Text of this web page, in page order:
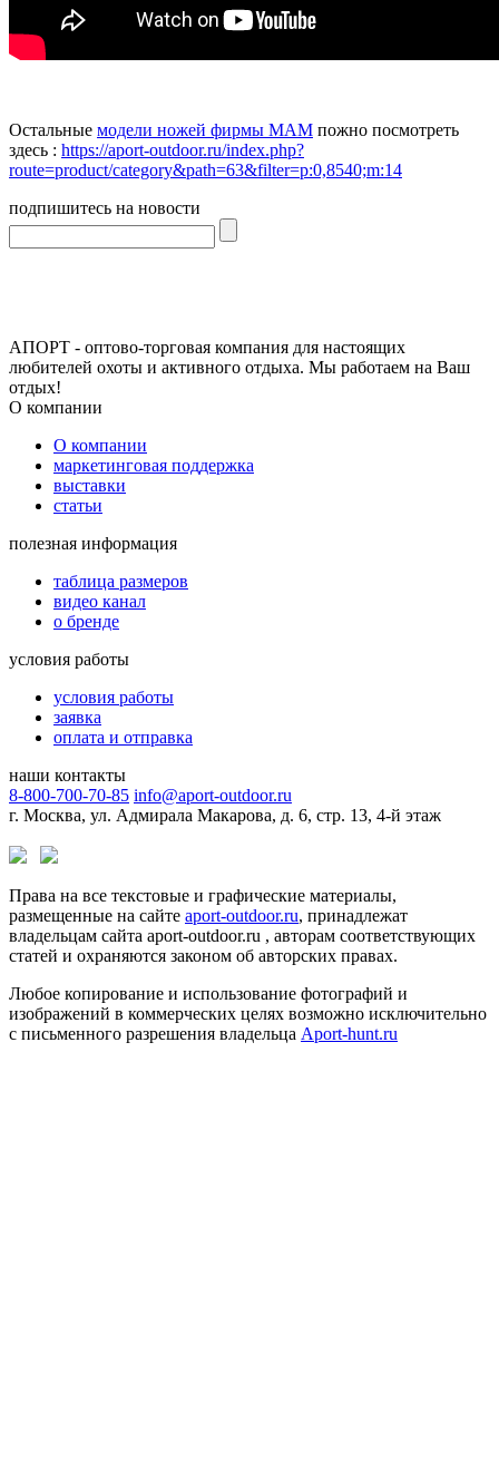
Остальные модели ножей фирмы MAM пожно посмотреть
здесь : https://aport-outdoor.ru/index.php?
route=product/category&path=63&filter=p:0,8540;m:14
подпишитесь на новости
АПОРТ - оптово-торговая компания для настоящих
любителей охоты и активного отдыха. Мы работаем на Ваш
отдых!
О компании
О компании
маркетинговая поддержка
выставки
статьи
полезная информация
таблица размеров
видео канал
о бренде
условия работы
условия работы
заявка
оплата и отправка
наши контакты
8-800-700-70-85 info@aport-outdoor.ru
г. Москва, ул. Адмирала Макарова, д. 6, стр. 13, 4-й этаж
Права на все текстовые и графические материалы,
размещенные на сайте aport-outdoor.ru, принадлежат
владельцам сайта aport-outdoor.ru , авторам соответствующих
статей и охраняются законом об авторских правах.
Любое копирование и использование фотографий и
изображений в коммерческих целях возможно исключительно
с письменного разрешения владельца Aport-hunt.ru